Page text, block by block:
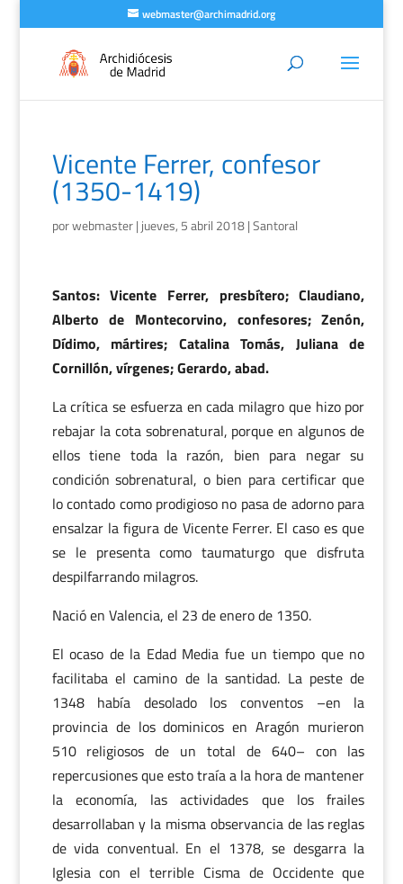
webmaster@archimadrid.org
Vicente Ferrer, confesor
(1350-1419)
porwebmaster| jueves, 5 abril 2018|Santoral
Santos: Vicente Ferrer, presbítero; Claudiano,
Alberto de Montecorvino, confesores; Zenón,
Dídimo, mártires; Catalina Tomás, Juliana de
Cornillón, vírgenes; Gerardo, abad.
La crítica se esfuerza en cada milagro que hizo por
rebajar la cota sobrenatural, porque en algunos de
ellos tiene toda la razón, bien para negar su
condición sobrenatural, o bien para certificar que
lo contado como prodigioso no pasa de adorno para
ensalzar la figura de Vicente Ferrer. El caso es que
se le presenta como taumaturgo que disfruta
despilfarrando milagros.
Nació en Valencia, el 23 de enero de 1350.
El ocaso de la Edad Media fue un tiempo que no
facilitaba el camino de la santidad. La peste de
1348 había desolado los conventos –en la
provincia de los dominicos en Aragón murieron
510 religiosos de un total de 640– con las
repercusiones que esto traía a la hora de mantener
la economía, las actividades que los frailes
desarrollaban y la misma observancia de las reglas
de vida conventual. En el 1378, se desgarra la
Iglesia con el terrible Cisma de Occidente que